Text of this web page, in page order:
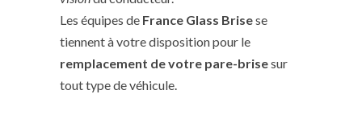
Les équipes de France Glass Brisese
tiennent à votre disposition pour le
remplacement de votre pare-brisesur
tout type de véhicule.